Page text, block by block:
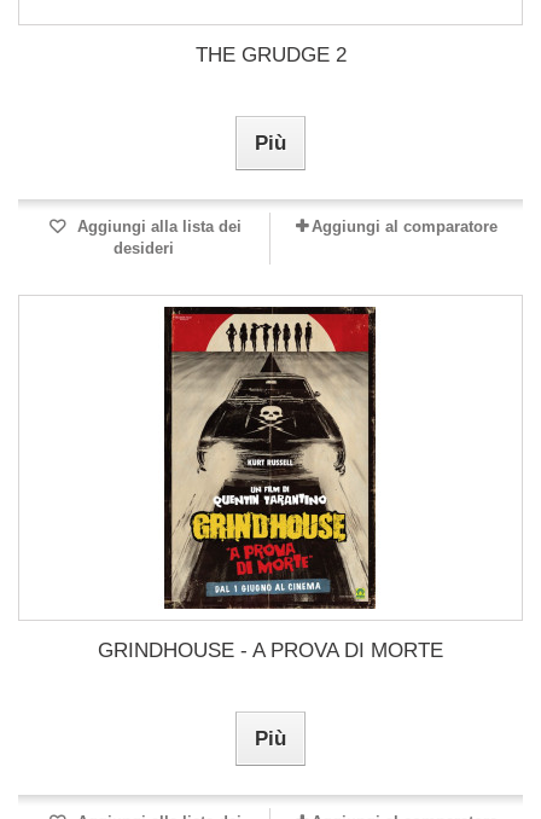
THE GRUDGE 2
Più
Aggiungi alla lista dei
desideri
Aggiungi al comparatore
GRINDHOUSE - A PROVA DI MORTE
Più